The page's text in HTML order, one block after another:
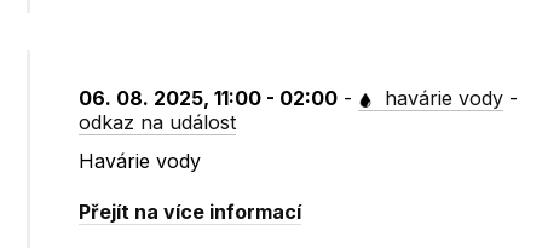
06. 08. 2025, 11:00 - 02:00 - havárie vody -
odkaz na událost
Havárie vody
Přejít na více informací